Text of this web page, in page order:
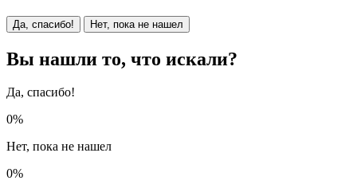
Да, спасибо! Нет, пока не нашел
Вы нашли то, что искали?
Да, спасибо!
0%
Нет, пока не нашел
0%